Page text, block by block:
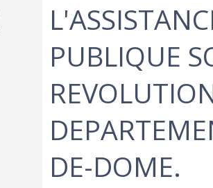
PUBLIQUE
DE-DOME.‎